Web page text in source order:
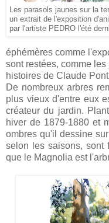
Les parasols jaunes sur la
un extrait de l'exposition
par l'artiste PEDRO l'été
éphémères comme
sont restées, comme les
histoires de Claude
De nombreux arbres
plus vieux d'entre eux
créateur du jardin.
hiver de 1879-1880 et
ombres qu'il dessine
selon les saisons, sont
que le Magnolia est